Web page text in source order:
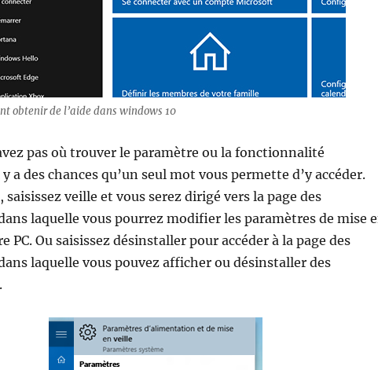
obtenir de l’aide dans windows 10
pas où trouver le paramètre ou la fonctionnalité
a des chances qu’un seul mot vous permette d’y accéder.
saisissez veille et vous serez dirigé vers la page des
laquelle vous pourrez modifier les paramètres de mise
PC. Ou saisissez désinstaller pour accéder à la page des
laquelle vous pouvez afficher ou désinstaller des